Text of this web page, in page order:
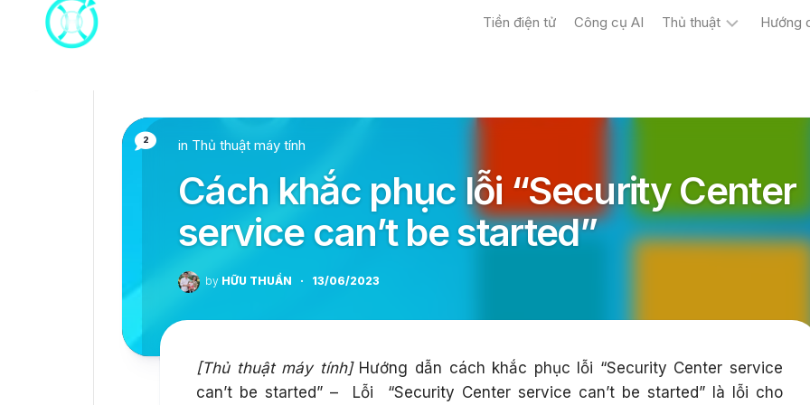
Tiền điện tử Công cụ AI Thủ thuật Hướng
2 in Thủ thuật máy tính
Cách khắc phục lỗi “Security Center
service can’t be started”
by HỮU THUẦN · 13/06/2023
[Thủ thuật máy tính]Hướng dẫn cách khắc phục lỗi “Security Center service
can’t be started” – Lỗi “Security Center service can’t be started” là lỗi cho